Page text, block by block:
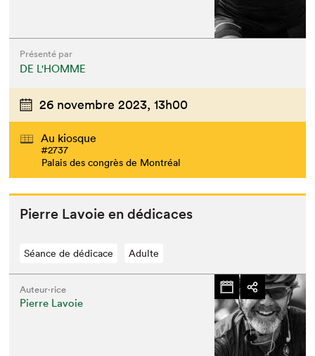
Présenté par
DE L'HOMME
26 novembre 2023, 13h00
Au kiosque
#2737
Palais des congrès de Montréal
Pierre Lavoie en dédicaces
Séance de dédicace Adulte
Auteur·rice
Pierre Lavoie